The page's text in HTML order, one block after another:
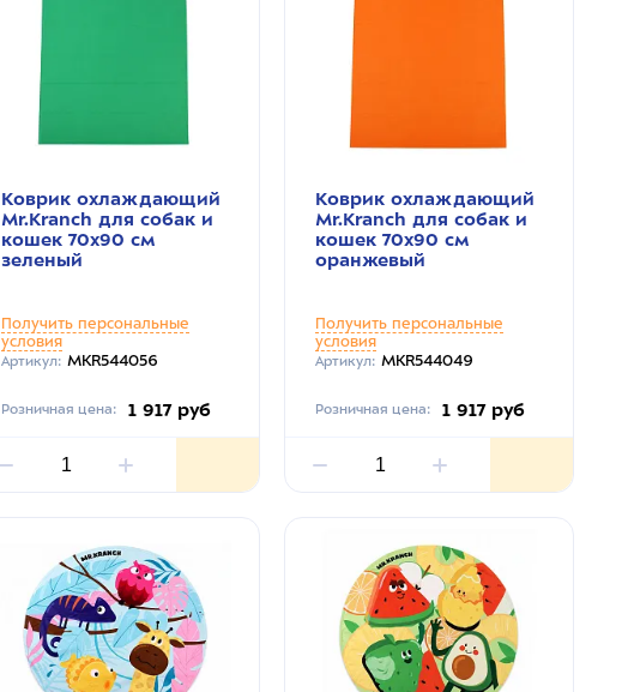
Коврик охлаждающий
Mr.Kranch для собак и
кошек 70х90 см
зеленый
Получить персональные
условия
Артикул: MKR544056
Розничная цена: 1 917 руб
Коврик охлаждающий
Mr.Kranch для собак и
кошек 70х90 см
оранжевый
Получить персональные
условия
Артикул: MKR544049
Розничная цена: 1 917 руб